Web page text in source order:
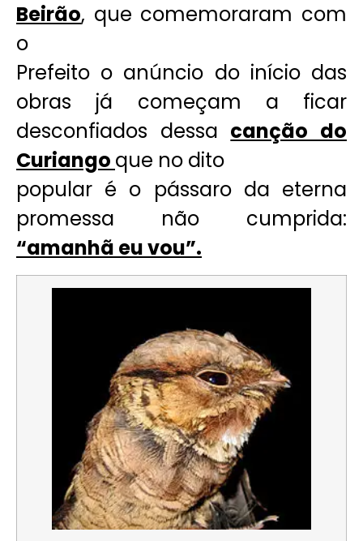
Beirão, que comemoraram com
o
Prefeito o anúncio do início das
obras já começam a ficar
desconfiados dessa canção do
Curiango que no dito
popular é o pássaro da eterna
promessa não cumprida:
“amanhã eu vou”.